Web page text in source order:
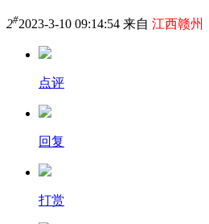
2#2023-3-10 09:14:54 来自 江西赣州
点评
回复
打赏